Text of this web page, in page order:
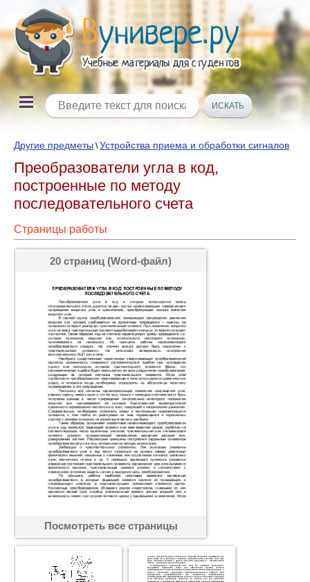
Другие предметы \Устройства приема и обработки сигналов
Преобразователи угла в код,
построенные по методу
последовательного счета
Страницы работы
20 страниц (Word-файл)
Посмотреть все страницы